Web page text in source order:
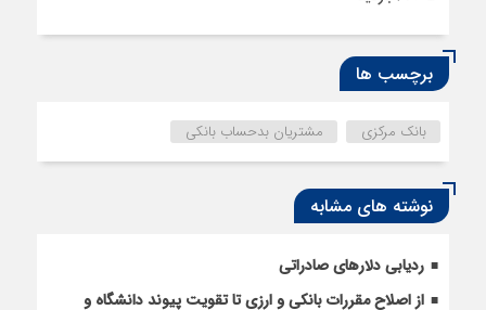
برچسب ها
بانک مرکزی مشتریان بدحساب بانکی
نوشته های مشابه
ردیابی دلارهای صادراتی
از اصلاح مقررات بانکی و ارزی تا تقویت پیوند دانشگاه و